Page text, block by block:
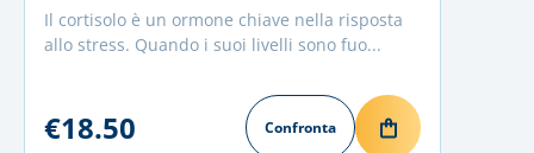
Il cortisolo è un ormone chiave nella risposta
allo stress. Quando i suoi livelli sono fuo...
€18.50 Confronta